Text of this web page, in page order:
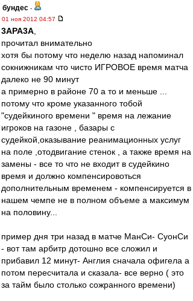
бундес -
01 ноя 2012 04:57
3APA3A
прочитал внимательно
хотя бы потому что неделю назад напоминал
сокнижникам что чисто ИГРОВОЕ время матча
далеко не 90 минут
а примерно в районе 70 а то и меньше ...
потому что кроме указанного тобой
"судейкиного времени " время на лежание
игроков на газоне , базары с
судейкой,оказывание реанимационных услуг
на поле ,отодвигание стенок , а также время на
замены - все то что не входит в судейкино
время и должно компенсировоться
дополнительным временем - компенсируется в
нашем чемпе не в полном объеме а максимум
на половину...
пример дня три назад в матче МанСи- СуонСи
- вот там арбитр дотошно все сложил и
прибавил 12 минут- Англия сначала офигела а
потом пересчитала и сказала- все верно ( это
за тайм было столько сожранного времени)